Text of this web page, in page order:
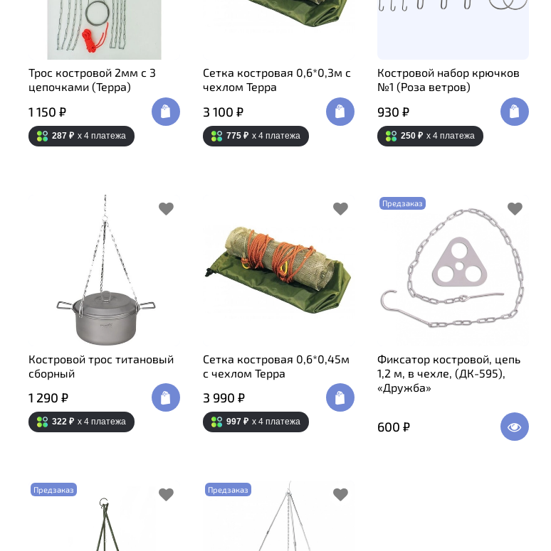
Трос костровой 2мм с 3
цепочками (Терра)
1 150 ₽
287 ₽ x 4 платежа
Сетка костровая 0,6*0,3м с
чехлом Терра
3 100 ₽
775 ₽ x 4 платежа
Костровой набор крючков
№1 (Роза ветров)
930 ₽
250 ₽ x 4 платежа
Костровой трос титановый
сборный
1 290 ₽
322 ₽ x 4 платежа
Сетка костровая 0,6*0,45м
с чехлом Терра
3 990 ₽
997 ₽ x 4 платежа
Предзаказ
Фиксатор костровой, цепь
1,2 м, в чехле, (ДК-595),
«Дружба»
600 ₽
Предзаказ Предзаказ